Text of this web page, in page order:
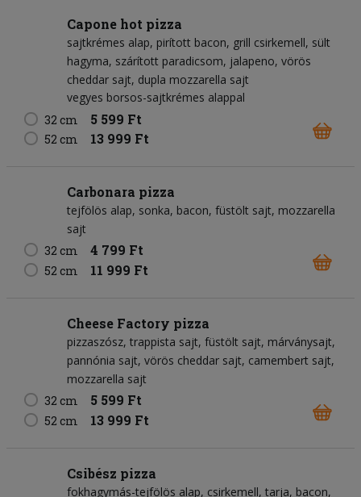
Capone hot pizza
sajtkrémes alap pirított bacon grill csirkemell sült
hagyma szárított paradicsom jalapeno vörös
cheddar sajt dupla mozzarella sajt
vegyes borsos-sajtkrémes alappal
32 cm
5 599 Ft
52 cm 13 999 Ft
Carbonara pizza
tejfölös alap sonka bacon füstölt sajt mozzarella
sajt
32 cm
4 799 Ft
52 cm 11 999 Ft
Cheese Factory pizza
pizzaszósz trappista sajt füstölt sajt márványsajt
pannónia sajt vörös cheddar sajt camembert sajt
mozzarella sajt
32 cm
5 599 Ft
52 cm 13 999 Ft
Csibész pizza
fokhagymás-tejfölös alap csirkemell tarja bacon